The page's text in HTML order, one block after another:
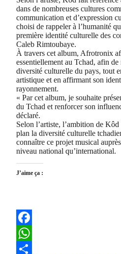
dans de nombreuses cultures
communication et d’expression
choisi de rappeler à l’humanité
première identité culturelle des
Caleb Rimtoubaye.
À travers cet album, Afrotronix
essentiellement au Tchad, afin
diversité culturelle du pays, tout
artistique et en affirmant son
rayonnement.
« Par cet album, je souhaite
du Tchad et renforcer son
déclaré.
Selon l’artiste, l’ambition de
plan la diversité culturelle
connaître ce projet musical
niveau national qu’international.
J’aime ça :
Facebook
WhatsApp